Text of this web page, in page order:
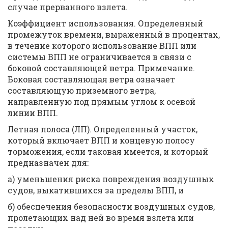
случае прерванного взлета.
Коэффициент использования. Определенный
промежуток времени, выраженный в процентах,
в течение которого использование ВПП или
системы ВПП не ограничивается в связи с
боковой составляющей ветра. Примечание.
Боковая составляющая ветра означает
составляющую приземного ветра,
направленную под прямым углом к осевой
линии ВПП.
Летная полоса (ЛП). Определенный участок,
который включает ВПП и концевую полосу
торможения, если таковая имеется, и который
предназначен для:
а) уменьшения риска повреждения воздушных
судов, выкатившихся за пределы ВПП, и
б) обеспечения безопасности воздушных судов,
пролетающих над ней во время взлета или